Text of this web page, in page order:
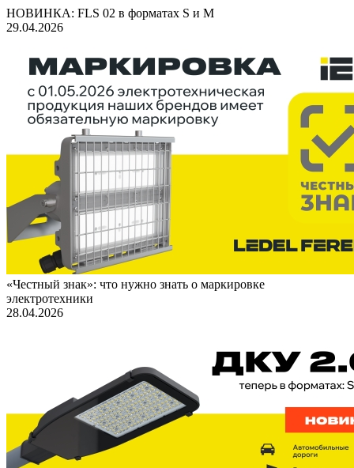
НОВИНКА: FLS 02 в форматах S и M
29.04.2026
«Честный знак»: что нужно знать о маркировке
электротехники
28.04.2026